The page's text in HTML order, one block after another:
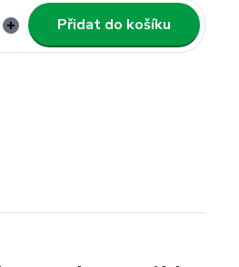
Přidat do košíku